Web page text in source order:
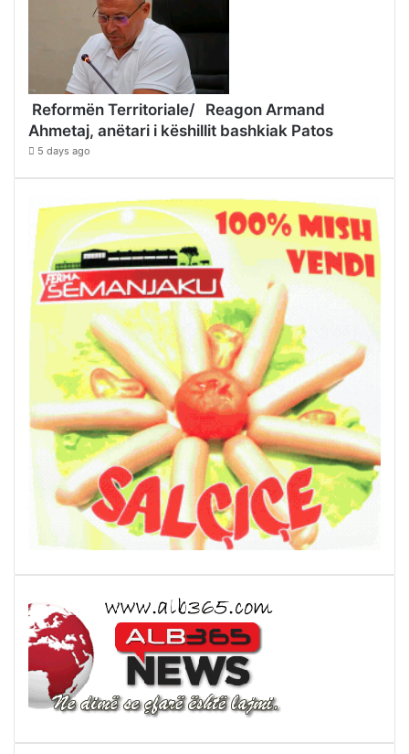
Reformën Territoriale/ Reagon Armand
Ahmetaj, anëtari i këshillit bashkiak Patos
5 days ago